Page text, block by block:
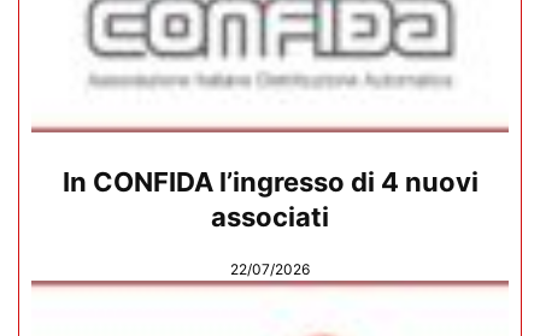
In CONFIDA l’ingresso di 4 nuovi
associati
22/07/2026